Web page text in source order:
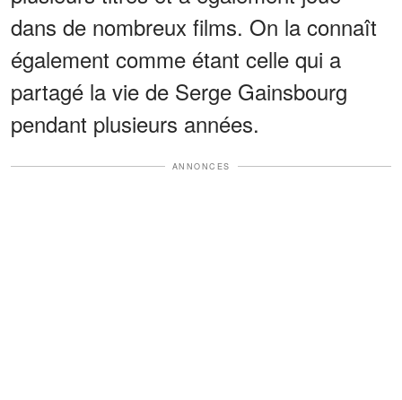
dans de nombreux films. On la connaît
également comme étant celle qui a
partagé la vie de Serge Gainsbourg
pendant plusieurs années.
ANNONCES